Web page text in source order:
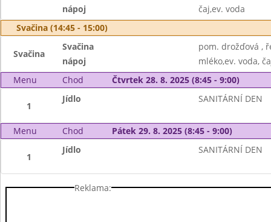
nápoj
čaj,ev. voda
Svačina (14:45 - 15:00)
Svačina
Svačina
pom. drožďová ,
nápoj
mléko,ev. voda,
Menu
Chod Čtvrtek 28. 8. 2025 (8:45 - 9:00)
1
Jídlo SANITÁRNÍ DEN
Menu Chod Pátek 29. 8. 2025 (8:45 - 9:00)
1
Jídlo SANITÁRNÍ DEN
Reklama: